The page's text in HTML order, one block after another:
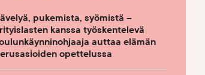
pukemista, syömistä –
kanssa työskentelevä
auttaa elämän
opettelussa